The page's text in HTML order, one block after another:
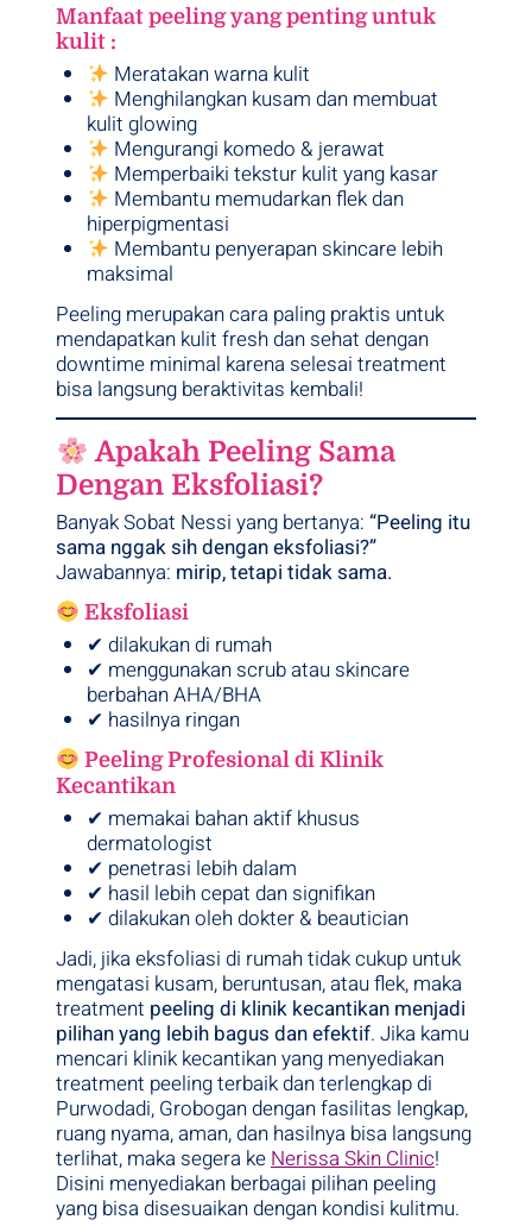
Manfaat peeling yang penting untuk
kulit :
Meratakan warna kulit
Menghilangkan kusam dan membuat
kulit glowing
Mengurangi komedo & jerawat
Memperbaiki tekstur kulit yang kasar
Membantu memudarkan flek dan
hiperpigmentasi
Membantu penyerapan skincare lebih
maksimal
Peeling merupakan cara paling praktis untuk
mendapatkan kulit fresh dan sehat dengan
downtime minimal karena selesai treatment
bisa langsung beraktivitas kembali!
Apakah Peeling Sama
Dengan Eksfoliasi?
Banyak Sobat Nessi yang bertanya: “Peeling itu
sama nggak sih dengan eksfoliasi?”
Jawabannya: mirip, tetapi tidak sama.
Eksfoliasi
✔ dilakukan di rumah
✔ menggunakan scrub atau skincare
berbahan AHA/BHA
✔ hasilnya ringan
Peeling Profesional di Klinik
Kecantikan
✔ memakai bahan aktif khusus
dermatologist
✔ penetrasi lebih dalam
✔ hasil lebih cepat dan signifikan
✔ dilakukan oleh dokter & beautician
Jadi, jika eksfoliasi di rumah tidak cukup untuk
mengatasi kusam, beruntusan, atau flek, maka
treatment peeling di klinik kecantikan menjadi
pilihan yang lebih bagus dan efektif. Jika kamu
mencari klinik kecantikan yang menyediakan
treatment peeling terbaik dan terlengkap di
Purwodadi, Grobogan dengan fasilitas lengkap,
ruang nyama, aman, dan hasilnya bisa langsung
terlihat, maka segera keNerissa Skin Clinic!
Disini menyediakan berbagai pilihan peeling
yang bisa disesuaikan dengan kondisi kulitmu.